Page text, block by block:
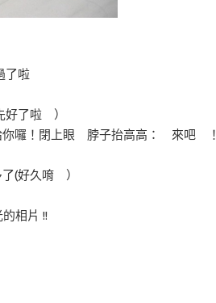
了啦
好了啦 ）
你囉！閉上眼 脖子抬高高： 來吧 ！
了(好久唷 ）
的相片 !!